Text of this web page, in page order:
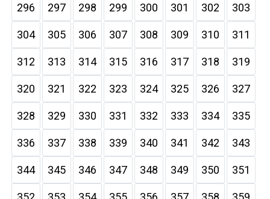
296 297 298 299 300 301 302 303
304 305 306 307 308 309 310 311
312 313 314 315 316 317 318 319
320 321 322 323 324 325 326 327
328 329 330 331 332 333 334 335
336 337 338 339 340 341 342 343
344 345 346 347 348 349 350 351